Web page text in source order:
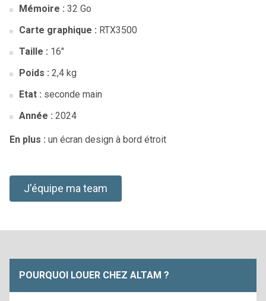
Mémoire : 32 Go
Carte graphique : RTX3500
Taille : 16″
Poids : 2,4 kg
Etat : seconde main
Année : 2024
En plus : un écran design à bord étroit
J'équipe ma team
POURQUOI LOUER CHEZ ALTAM ?